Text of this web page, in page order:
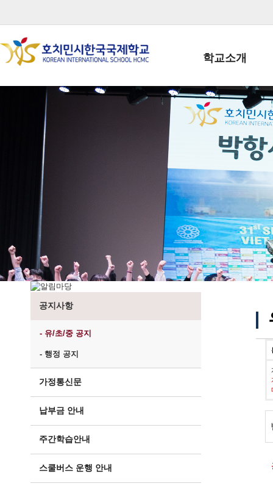
학교소개
학교장인사말
학생회장인사말
학교상징
학교 CI
교직원현황
학생현황
위치/전화
전경사진
공지사항
- 유/초/중 공지
- 행정 공지
가정통신문
납부금 안내
주간학습안내
스쿨버스 운행 안내